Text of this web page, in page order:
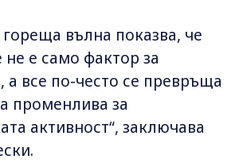
вълна показва, че
не е само фактор за
а все по-често се превръща
променлива за
активност“, заключава